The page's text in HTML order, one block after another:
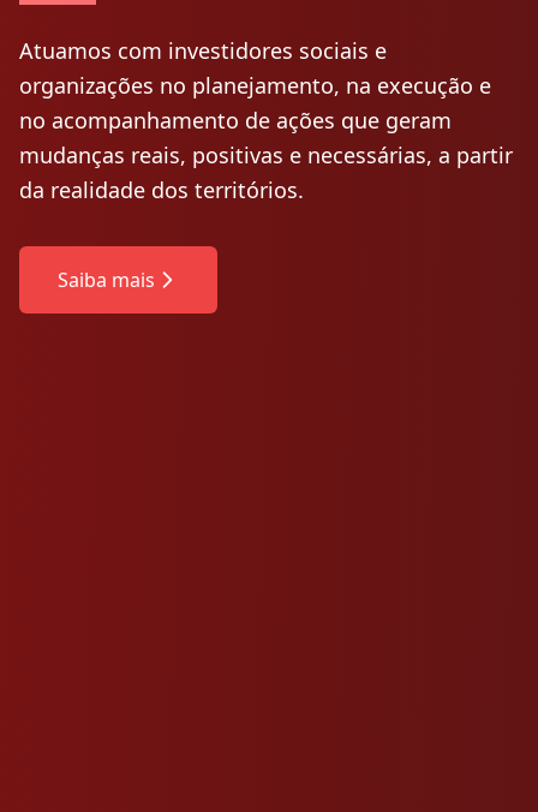
Atuamos com investidores sociais e
organizações no planejamento, na execução e
no acompanhamento de ações que geram
mudanças reais, positivas e necessárias, a partir
da realidade dos territórios.
Saiba mais